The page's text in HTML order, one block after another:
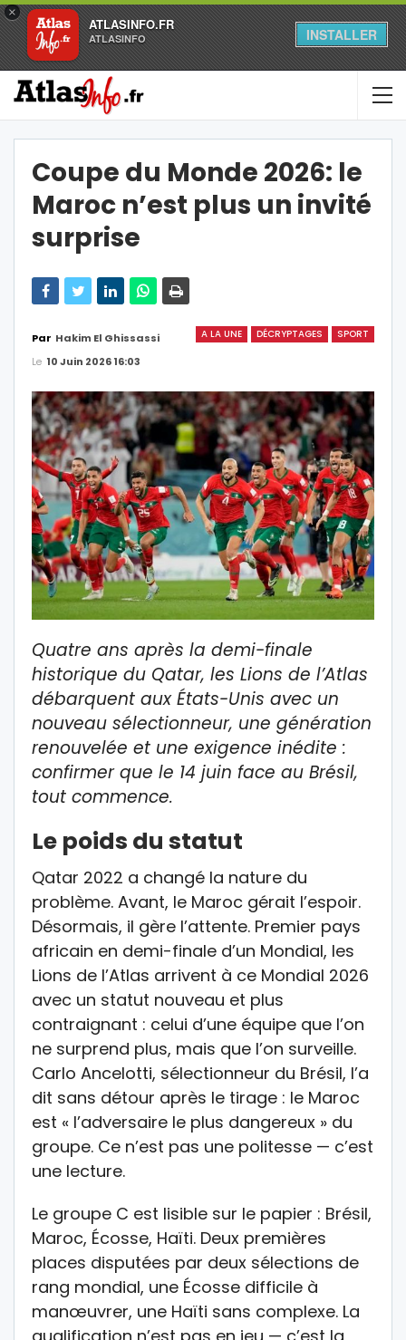
×
ATLASINFO.FR
ATLASINFO INSTALLER
Coupe du Monde 2026: le
Maroc n’est plus un invité
surprise
A LA UNE DÉCRYPTAGES SPORT
Par Hakim El Ghissassi
Le 10 Juin 2026 16:03
Quatre ans après la demi-finale
historique du Qatar, les Lions de l’Atlas
débarquent aux États-Unis avec un
nouveau sélectionneur, une génération
renouvelée et une exigence inédite :
confirmer que le 14 juin face au Brésil,
tout commence.
Le poids du statut
Qatar 2022 a changé la nature du
problème. Avant, le Maroc gérait l’espoir.
Désormais, il gère l’attente. Premier pays
africain en demi-finale d’un Mondial, les
Lions de l’Atlas arrivent à ce Mondial 2026
avec un statut nouveau et plus
contraignant : celui d’une équipe que l’on
ne surprend plus, mais que l’on surveille.
Carlo Ancelotti, sélectionneur du Brésil, l’a
dit sans détour après le tirage : le Maroc
est « l’adversaire le plus dangereux » du
groupe. Ce n’est pas une politesse — c’est
une lecture.
Le groupe C est lisible sur le papier : Brésil,
Maroc, Écosse, Haïti. Deux premières
places disputées par deux sélections de
rang mondial, une Écosse difficile à
manœuvrer, une Haïti sans complexe. La